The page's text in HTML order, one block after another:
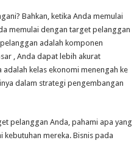
Bahkan, ketika Anda memulai
memulai dengan target pelanggan
adalah komponen
, Anda dapat lebih akurat
kelas ekonomi menengah ke
dalam strategi pengembangan
pelanggan Anda, pahami apa yang
kebutuhan mereka. Bisnis pada